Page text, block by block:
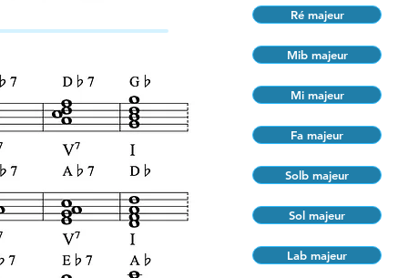
Ré majeur
Mib majeur
Mi majeur
Fa majeur
Solb majeur
Sol majeur
Lab majeur